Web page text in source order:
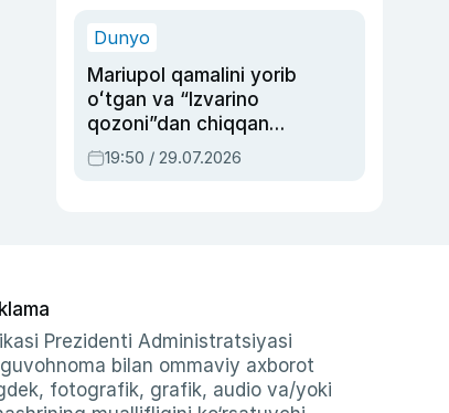
Dunyo
Mariupol qamalini yorib
oʻtgan va “Izvarino
qozoni”dan chiqqan
qahramon — Ukraina
armiyasi bosh
19:50 / 29.07.2026
Prezidenti Administratsiyasi
bilan ommaviy axborot
fotografik, grafik, audio va/yoki